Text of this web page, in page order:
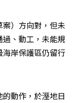
）方向對，但未
、動工，未能規
岸保護區仍留行
動作，於溼地日